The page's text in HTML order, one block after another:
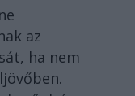
az
ha nem